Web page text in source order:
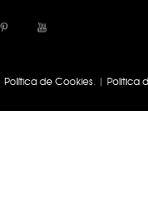
Política de Cookies. | Politica